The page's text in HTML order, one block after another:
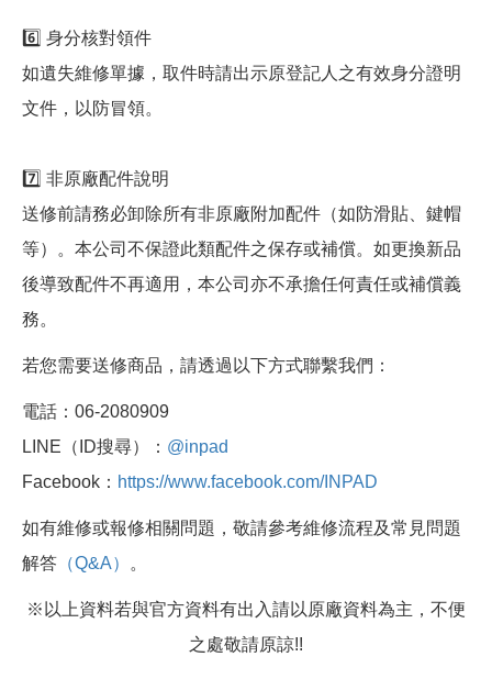
6️⃣ 身分核對領件
如遺失維修單據，取件時請出示原登記人之有效身分證明
文件，以防冒領。
7️⃣ 非原廠配件說明
送修前請務必卸除所有非原廠附加配件（如防滑貼、鍵帽
等）。本公司不保證此類配件之保存或補償。如更換新品
後導致配件不再適用，本公司亦不承擔任何責任或補償義
務。
若您需要送修商品，請透過以下方式聯繫我們：
電話：06-2080909
LINE（ID搜尋）： @inpad
Facebook： https://www.facebook.com/INPAD
如有維修或報修相關問題，敬請參考維修流程及常見問題
解答 （Q&A） 。
※以上資料若與官方資料有出入請以原廠資料為主，不便
之處敬請原諒!!